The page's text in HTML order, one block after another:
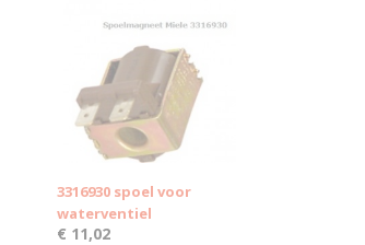
3316930 spoel voor
waterventiel
€ 11,02